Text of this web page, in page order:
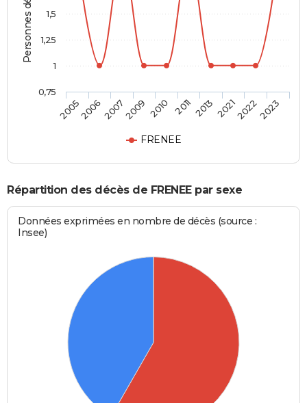
FRENEE
2005200620072009 2010 2011 2013 202120222023
0,75
1
1,25
1,5
Répartition des décès de FRENEE par sexe
Données exprimées en nombre de décès (source :
Insee)